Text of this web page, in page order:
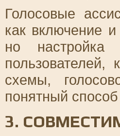
Голосовые
как включение
но настройка
схемы,
понятный
3.